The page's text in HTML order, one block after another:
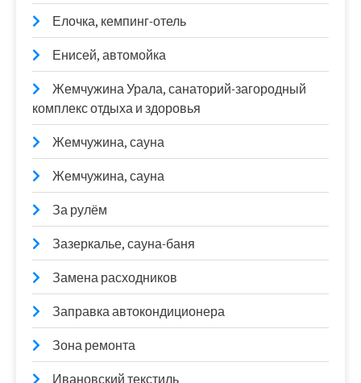
Елочка, кемпинг-отель
Енисей, автомойка
Жемчужина Урала, санаторий-загородный
комплекс отдыха и здоровья
Жемчужина, сауна
Жемчужина, сауна
За рулём
Зазеркалье, сауна-баня
Замена расходников
Заправка автокондиционера
Зона ремонта
Ивановский текстиль